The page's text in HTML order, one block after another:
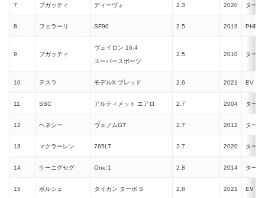
7 ブガッティ ディーヴォ 2.3 2020 ターボ
8 フェラーリ SF90 2.5 2019 PHEV
9 ブガッティ
ヴェイロン 16.4
スーパースポーツ
2.5 2010 ターボ
10 テスラ モデルX プレッド 2.6 2021 EV
11 SSC アルティメット エアロ 2.7 2004 ターボ
12 ヘネシー ヴェノムGT 2.7 2012 ターボ
13 マクラーレン 765LT 2.7 2020 ターボ
14 ケーニグセグ One:1 2.8 2014 ターボ
15 ポルシェ タイカン ターボ S 2.8 2021 EV